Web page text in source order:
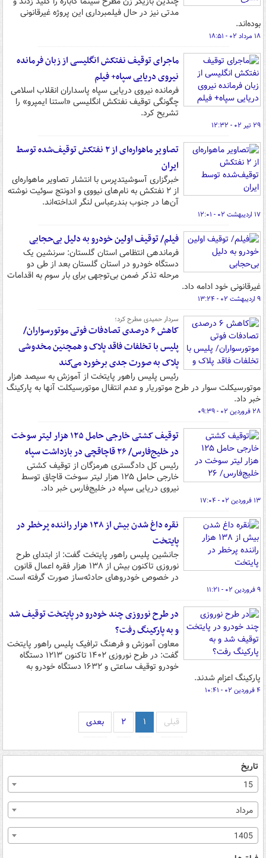
مدتی نیز در حال فیلمبرداری این پروژه غیرقانونی
بوده‌اند.
۱۸ مرداد ۰۲ - ۱۸:۵۱
ماجرای توقیف نفتکش انگلیسی از زبان فرمانده
نیروی دریایی سپاه+ فیلم
فرمانده نیروی دریایی سپاه پاسداران انقلاب اسلامی
چگونگی توقیف نفتکش انگلیسی «استنا ایمپرو» را
تشریح کرد.
۲۹ تیر ۰۲ - ۱۲:۳۲
تصاویر ماهواره‌ای از ۲ نفتکش توقیف‌شده توسط
ایران
خبرگزاری آسوشیتدپرس با انتشار تصاویر ماهواره‌ای
از ۲ نفتکش به نام‌های نیووی و ادونتج سوئیت نوشته
آن‌ها در جنوب بندرعباس لنگر انداخته‌اند.
۱۷ اردیبهشت ۰۲ - ۱۲:۰۱
فیلم/ توقیف اولین خودرو به دلیل بی‌حجابی
فرماندهی انتظامی استان گلستان: سرنشین یک
دستگاه خودرو در استان گلستان بعد از طی دو
مرحله تذکر ضمن بی‌توجهی برای بار سوم به اقدامات
غیرقانونی خود ادامه داد.
۹ اردیبهشت ۰۲ - ۱۳:۲۴
سردار حمیدی مطرح کرد؛
کاهش ۶ درصدی تصادفات فوتی موتورسواران/
پلیس با تخلفات فاقد پلاک و همچنین مخدوشی
پلاک به صورت جدی برخورد می‌کند
رئیس پلیس راهور پایتخت از آموزش به سیصد هزار
موتورسیکلت سوار در طرح موتوریار و عدم انتقال موتورسیکلت آنها به پارکینگ
خبر داد.
۲۸ فروردین ۰۲ - ۰۹:۳۹
توقیف کشتی خارجی حامل ۱۲۵ هزار لیتر سوخت
در خلیج‌فارس/ ۲۶ قاچاقچی در بازداشت سپاه
رئیس کل دادگستری هرمزگان از توقیف کشتی
خارجی حامل ۱۲۵ هزار لیتر سوخت قاچاق توسط
نیروی دریایی سپاه در خلیج‌فارس خبر داد.
۱۳ فروردین ۰۲ - ۱۷:۰۴
نقره داغ شدن بیش از ۱۳۸ هزار راننده پرخطر در
پایتخت
جانشین پلیس راهور پایتخت گفت: از ابتدای طرح
نوروزی تاکنون بیش از ۱۳۸ هزار فقره اعمال قانون
در خصوص خودروهای حادثه‌ساز صورت گرفته است.
۹ فروردین ۰۲ - ۱۱:۲۱
در طرح نوروزی چند خودرو در پایتخت توقیف شد
و به پارکینگ رفت؟
معاون آموزش و فرهنگ ترافیک پلیس راهور پایتخت
گفت: در طرح نوروزی ۱۴۰۲ تاکنون ۱۲۱۳ دستگاه
خودرو توقیف ساعتی و ۱۶۳۲ دستگاه خودرو به
پارکینگ اعزام شدند.
۴ فروردین ۰۲ - ۱۰:۴۱
قبلی ۱ ۲ بعدی
تاریخ
15
مرداد
1405